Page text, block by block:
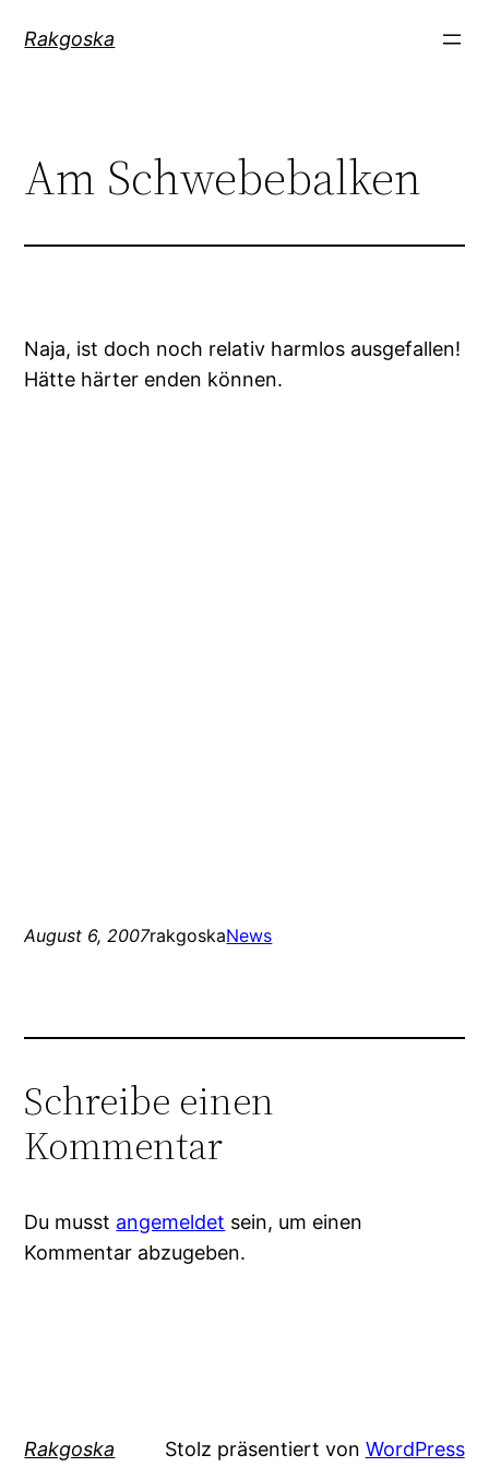
InhaltRakgoska
Am Schwebebalken
Naja, ist doch noch relativ harmlos ausgefallen!
Hätte härter enden können.
August 6, 2007rakgoskaNews
Schreibe einen
Kommentar
Du musst angemeldet sein, um einen
Kommentar abzugeben.
Rakgoska Stolz präsentiert von WordPress